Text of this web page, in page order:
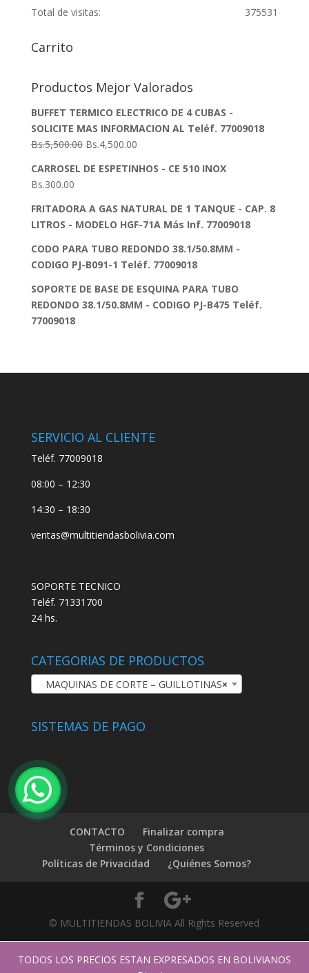
375531
Total de visitas:
Carrito
Productos Mejor Valorados
BUFFET TERMICO ELECTRICO DE 4 CUBAS -
SOLICITE MAS INFORMACION AL Teléf. 77009018
Bs.5,500.00 Bs.4,500.00
CARROSEL DE ESPETINHOS - CE 510 INOX
Bs.300.00
FRITADORA A GAS NATURAL DE 1 TANQUE - CAP. 8
LITROS - MODELO HGF-71A Más Inf. 77009018
CODO PARA TUBO REDONDO 38.1/50.8MM -
CODIGO PJ-B091-1 Teléf. 77009018
SOPORTE DE BASE DE ESQUINA PARA TUBO
REDONDO 38.1/50.8MM - CODIGO PJ-B475 Teléf.
77009018
SERVICIO AL CLIENTE
Teléf. 77009018
08:00 – 12:30
14:30 – 18:30
ventas@multitiendasbolivia.com
SOPORTE TECNICO
Teléf. 71331700
24 hs.
CATEGORIAS DE PRODUCTOS
×
MAQUINAS DE CORTE – GUILLOTINAS
SISTEMAS DE PAGO
CONTACTO
Finalizar compra
Términos y Condiciones
Políticas de Privacidad
¿Quiénes Somos?
© MULTITIENDAS BOLIVIA All Rights Reserved
TODOS LOS PRECIOS ESTAN EXPRESADOS EN BOLIVIANOS